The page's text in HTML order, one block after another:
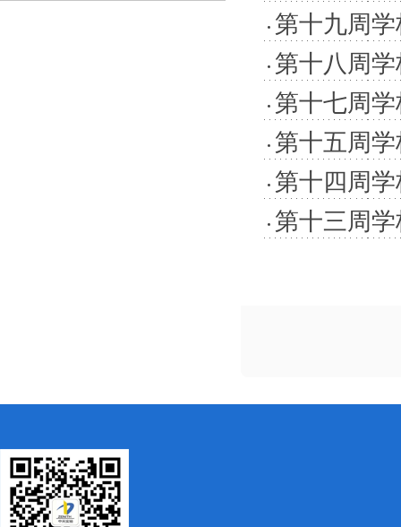
第十九周
第十八周
第十七周
第十五周
第十四周
第十三周